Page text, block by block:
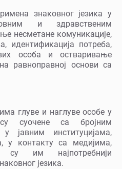
знаковног језика у
и здравственим
несметане комуникације,
идентификација потреба,
особа и остваривање
равноправној основи са
глуве и наглуве особе у
суочене са бројним
јавним институцијама,
у контакту са медијима,
им најпотребнији
језика.